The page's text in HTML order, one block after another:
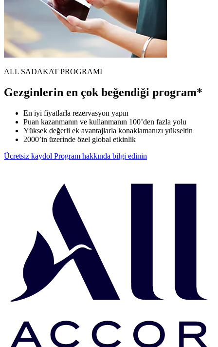
ALL SADAKAT PROGRAMI
Gezginlerin en çok beğendiği program*
En iyi fiyatlarla rezervasyon yapın
Puan kazanmanın ve kullanmanın 100’den fazla yolu
Yüksek değerli ek avantajlarla konaklamanızı yükseltin
2000’in üzerinde özel global etkinlik
Ücretsiz kaydol Program hakkında bilgi edinin